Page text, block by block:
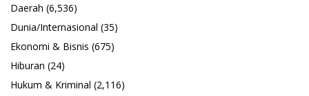
Daerah (6,536)
Dunia/Internasional (35)
Ekonomi & Bisnis (675)
Hiburan (24)
Hukum & Kriminal (2,116)